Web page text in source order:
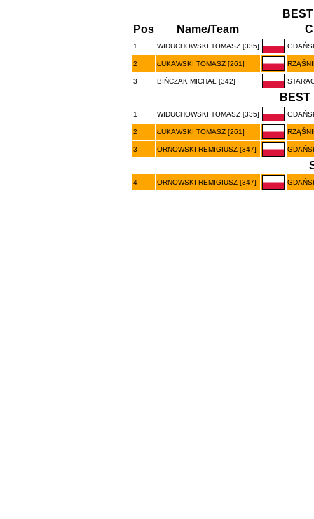
Pos
Name/Team
1 WIDUCHOWSKI TOMASZ [335]
2 ŁUKAWSKI TOMASZ [261]
3 BIŃCZAK MICHAŁ [342]
BEST
1 WIDUCHOWSKI TOMASZ [335]
2 ŁUKAWSKI TOMASZ [261]
3 ORNOWSKI REMIGIUSZ [347]
4 ORNOWSKI REMIGIUSZ [347]